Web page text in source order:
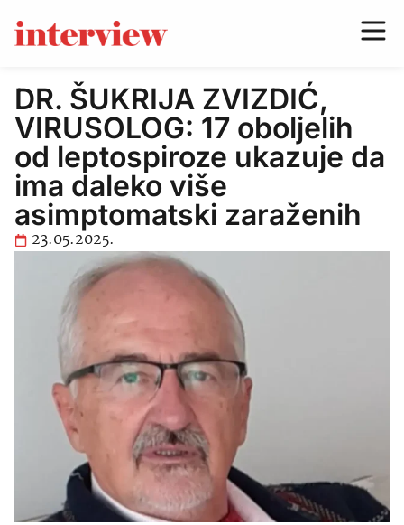
DR. ŠUKRIJA ZVIZDIĆ,
VIRUSOLOG: 17 oboljelih
od leptospiroze ukazuje da
ima daleko više
asimptomatski zaraženih
23.05.2025.